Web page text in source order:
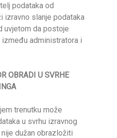
podataka od
izravno slanje podataka
uvjetom da postoje
administratora i
OBRADI U SVRHE
trenutku može
u svrhu izravnog
dužan obrazložiti